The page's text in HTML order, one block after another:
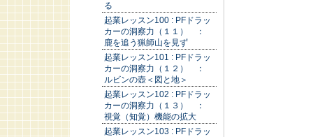
る
起業レッスン100 : PFドラッ
カーの洞察力（１１） ：
鹿を追う猟師山を見ず
起業レッスン101 : PFドラッ
カーの洞察力（１２） ：
ルビンの壺＜図と地＞
起業レッスン102 : PFドラッ
カーの洞察力（１３） ：
視覚（知覚）機能の拡大
起業レッスン103 : PFドラッ